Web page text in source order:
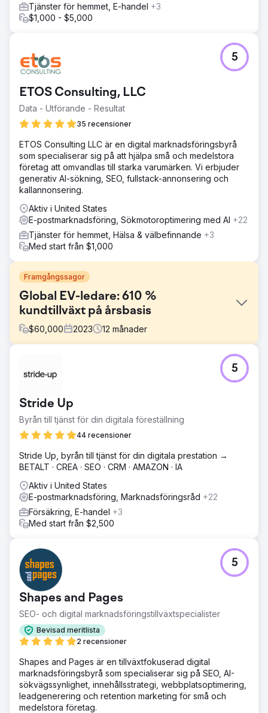
Tjänster för hemmet, E-handel +3
$1,000 - $5,000
ETOS Consulting, LLC
Data - Utförande - Resultat
35 recensioner
5
ETOS Consulting LLC är en digital marknadsföringsbyrå
som specialiserar sig på att hjälpa små och medelstora
företag att omvandlas till starka varumärken. Vi erbjuder
generativ AI-sökning, SEO, fullstack-annonsering och
kallannonsering.
Aktiv i United States
E-postmarknadsföring, Sökmotoroptimering med AI +22
Tjänster för hemmet, Hälsa & välbefinnande +3
Med start från $1,000
Framgångssagor
Global EV-ledare: 610 %
kundtillväxt på årsbasis
$60,000 2023 12 månader
Hubjects marknadsföringsrapporter var inkonsekventa
och saknade detaljer. Clear Click introducerade ett
djupgående uppdateringar. Budgetplaneringen var
otydlig på grund av minimal dokumentation, så ett
transparent medieutgiftssystem förbättrade allokeringen.
Höga översättningskostnader i Google Ads reducerades
genom att utnyttja maskinöversättning och partner på
marknaden, vilket sparade budget samtidigt som
effektiviteten bibehölls.
Lösning
Clear Click strömlinjeformade Hubjects rapportering,
minskade ad hoc-förfrågningar med 40 % och
förbättrade effektiviteten. Budgetplaneringen
extra £40K för digitala kanaler. Google Ads-
översättningskostnaderna sänktes med 25 000 GBP
genom att fokusera på marknader med stora volymer och
omfördela besparingar till andra medier. En riktad Google
Ads-strategi ledde till en ökning med 610 % på årsbasis i
kundförvärv genom att förfina geografisk inriktning och
kontinuerlig optimering.
Resultat
610 % ökning av nya kunder jämfört med föregående år.
40 000 pund sparas genom att införa budgetmodellering.
£25 000 sparas av de mest kostnadseffektiva
översättningstjänsterna.
Stride Up
Byrån till tjänst för din digitala föreställning
44 recensioner
5
Stride Up, byrån till tjänst för din digitala prestation →
BETALT · CREA · SEO · CRM · AMAZON · IA
Aktiv i United States
E-postmarknadsföring, Marknadsföringsråd +22
Försäkring, E-handel +3
Med start från $2,500
Shapes and Pages
SEO- och digital marknadsföringstillväxtspecialister
Bevisad meritlista
2 recensioner
5
Shapes and Pages är en tillväxtfokuserad digital
marknadsföringsbyrå som specialiserar sig på SEO, AI-
sökvägssynlighet, innehållsstrategi, webbplatsoptimering,
leadgenerering och retention marketing för små och
medelstora företag.